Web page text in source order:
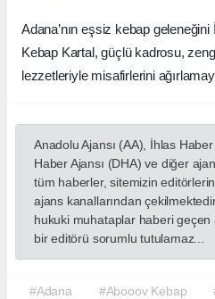
Adana’nın eşsiz kebap geleneğini
Kebap Kartal, güçlü kadrosu,
lezzetleriyle misafirlerini
Anadolu Ajansı (AA), İhlas
Haber Ajansı (DHA) ve diğer
tüm haberler, sitemizin
ajans kanallarından
hukuki muhataplar haberi
bir editörü sorumlu tutulamaz...
#Adana #Abooov Kebap